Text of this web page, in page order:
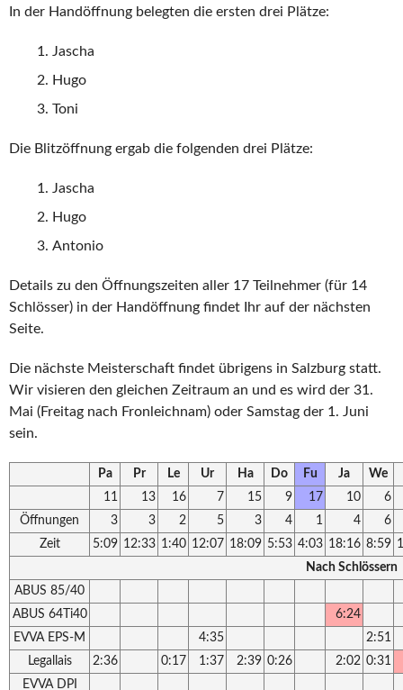
In der Handöffnung belegten die ersten drei Plätze:
Jascha
Hugo
Toni
Die Blitzöffnung ergab die folgenden drei Plätze:
Jascha
Hugo
Antonio
Details zu den Öffnungszeiten aller 17 Teilnehmer (für 14
Schlösser) in der Handöffnung findet Ihr auf der nächsten
Seite.
Die nächste Meisterschaft findet übrigens in Salzburg statt.
Wir visieren den gleichen Zeitraum an und es wird der 31.
Mai (Freitag nach Fronleichnam) oder Samstag der 1. Juni
sein.
Pa Pr Le Ur Ha Do Fu Ja
We
11
13 16 7 15 9 17 10
6
Öffnungen
3 3 2 5 3 4 1 4
6
Zeit
5:09 12:33 1:40 12:07 18:09 5:53 4:03 18:16 8:59
Nach Schlössern
ABUS 85/40
ABUS 64Ti40
6:24
EVVA EPS-M
4:35
2:51
Legallais
2:36 0:17 1:37 2:39 0:26 2:02 0:31
EVVA DPI